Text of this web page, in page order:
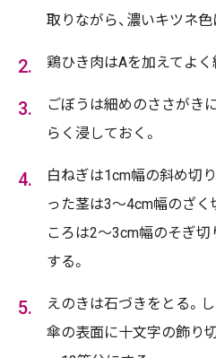
取りながら、濃いキツネ
鶏ひき肉はAを加えてよく
ごぼうは細めのささがきに
らく浸しておく。
白ねぎは1cm幅の斜め切
った茎は3～4cm幅のざく
ころは2～3cm幅のそぎ切
する。
えのきは石づきをとる。
傘の表面に十文字の飾り